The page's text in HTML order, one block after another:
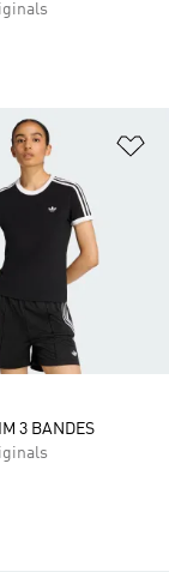
de produits
3 BANDES